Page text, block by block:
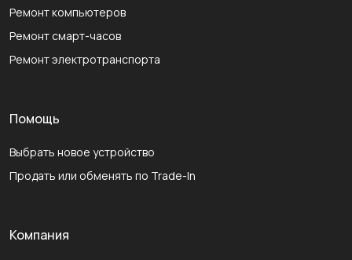
Ремонт компьютеров
Ремонт смарт-часов
Ремонт электротранспорта
Помощь
Выбрать новое устройство
Продать или обменять по Trade-In
Компания